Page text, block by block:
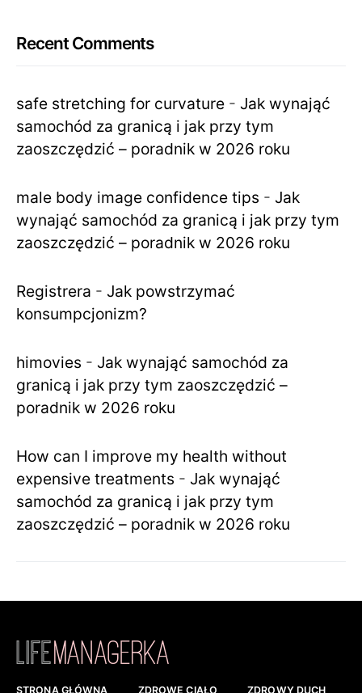
Recent Comments
safe stretching for curvature - Jak wynająć
samochód za granicą i jak przy tym
zaoszczędzić – poradnik w 2026 roku
male body image confidence tips - Jak
wynająć samochód za granicą i jak przy tym
zaoszczędzić – poradnik w 2026 roku
Registrera - Jak powstrzymać
konsumpcjonizm?
himovies - Jak wynająć samochód za
granicą i jak przy tym zaoszczędzić –
poradnik w 2026 roku
How can I improve my health without
expensive treatments - Jak wynająć
samochód za granicą i jak przy tym
zaoszczędzić – poradnik w 2026 roku
STRONA GŁÓWNA ZDROWE CIAŁO ZDROWY DUCH